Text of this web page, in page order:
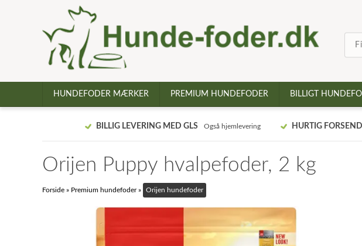
HUNDEFODER MÆRKER PREMIUM HUNDEFODER BILLIGT
BILLIG LEVERING MED GLS Også hjemlevering HURTIG
Orijen Puppy hvalpefoder, 2 kg
Forside » Premium hundefoder» Orijen hundefoder